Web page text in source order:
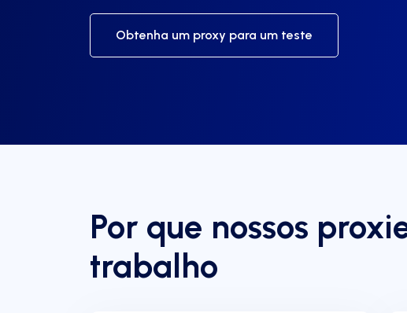
Obtenha um proxy para um teste
Por que nossos
trabalho